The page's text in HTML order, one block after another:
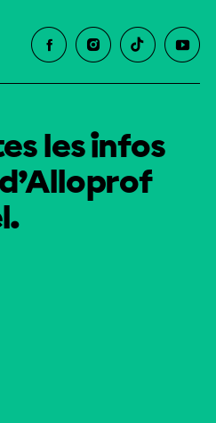
les infos